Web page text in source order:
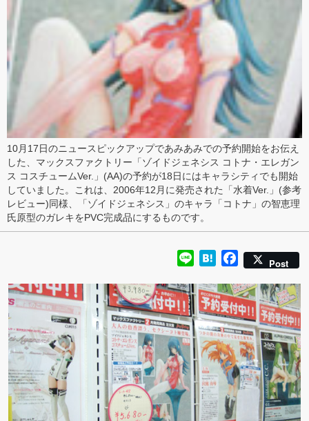
10月17日のニュースピックアップであみあみでの予約開始をお伝え
した、 マックスファクトリー 「ゾイドジェネシス コトナ・エレガン
ス コスチュームVer. 」(AA)の予約が18日にはキャラシティ でも開始
していました。これは、 2006年12月に発売された「水着Ver.」(参考
レビュー)同様、「ゾイドジェネシス 」のキャラ「コトナ」の智恵理
氏原型のガレキをPVC完成品にするものです。
Line HatenaFacebook
Post